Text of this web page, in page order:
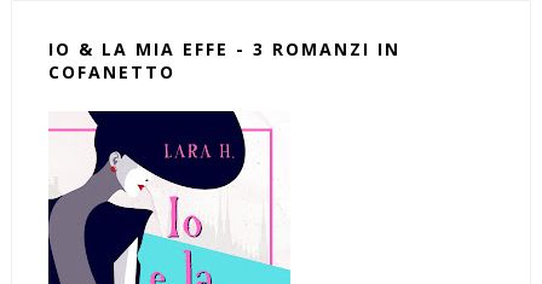
IO & LA MIA EFFE - 3 ROMANZI IN
COFANETTO